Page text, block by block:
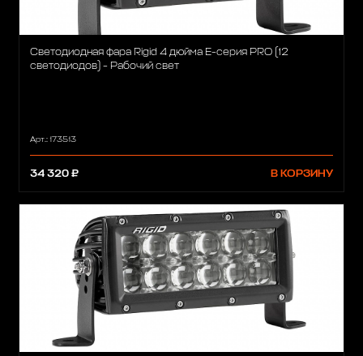
Светодиодная фара Rigid 4 дюйма Е-серия PRO (12
светодиодов) - Рабочий свет
Арт.: 173513
34 320 ₽ В КОРЗИНУ